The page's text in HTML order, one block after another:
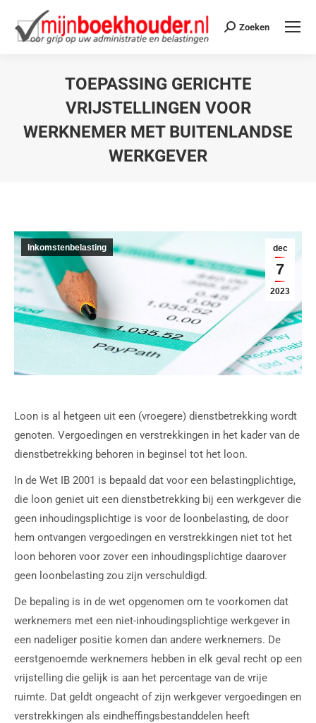
Zoeken
TOEPASSING GERICHTE
VRIJSTELLINGEN VOOR
WERKNEMER MET BUITENLANDSE
WERKGEVER
dec
7
2023
Inkomstenbelasting
Loon is al hetgeen uit een (vroegere) dienstbetrekking wordt
genoten. Vergoedingen en verstrekkingen in het kader van de
dienstbetrekking behoren in beginsel tot het loon.
In de Wet IB 2001 is bepaald dat voor een belastingplichtige,
die loon geniet uit een dienstbetrekking bij een werkgever die
geen inhoudingsplichtige is voor de loonbelasting, de door
hem ontvangen vergoedingen en verstrekkingen niet tot het
loon behoren voor zover een inhoudingsplichtige daarover
geen loonbelasting zou zijn verschuldigd.
De bepaling is in de wet opgenomen om te voorkomen dat
werknemers met een niet-inhoudingsplichtige werkgever in
een nadeliger positie komen dan andere werknemers. De
eerstgenoemde werknemers hebben in elk geval recht op een
vrijstelling die gelijk is aan het percentage van de vrije
ruimte. Dat geldt ongeacht of zijn werkgever vergoedingen en
verstrekkingen als eindheffingsbestanddelen heeft